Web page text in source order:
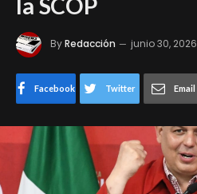
la SCOP
ByRedacción junio 30, 2026
Facebook Twitter Email